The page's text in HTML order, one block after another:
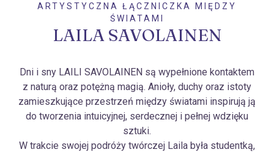
ARTYSTYCZNA ŁĄCZNICZKA MIĘDZY
ŚWIATAMI
LAILA SAVOLAINEN
Dni i sny LAILI SAVOLAINEN są wypełnione kontaktem
z naturą oraz potężną magią. Anioły, duchy oraz istoty
zamieszkujące przestrzeń między światami inspirują ją
do tworzenia intuicyjnej, serdecznej i pełnej wdzięku
sztuki.
W trakcie swojej podróży twórczej Laila była studentką,